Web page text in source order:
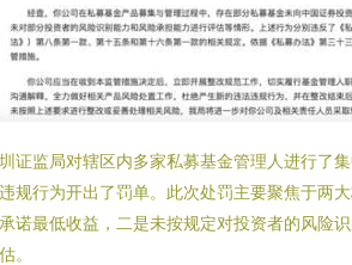
证监局对辖区内多家私募基金管理人进行了
规行为开出了罚单。此次处罚主要聚焦于两
诺最低收益，二是未按规定对投资者的风险
。